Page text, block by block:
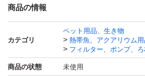
クーポン使える場合、使うとお得です
日）にもらえる事が多いです。 カテゴ
ていない場合ありますので期間・価格
索して確認してください。 クーポンも
商品の情報
カテゴリ
ペット用品、生き物
熱帯魚、アクアリウム用
フィルター、ポンプ、
商品の状態 未使用